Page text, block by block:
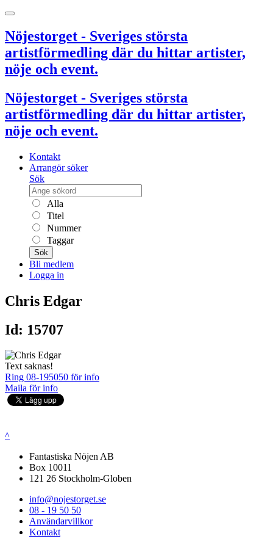
Nöjestorget - Sveriges största
artistförmedling där du hittar artister,
nöje och event.
Nöjestorget - Sveriges största
artistförmedling där du hittar artister,
nöje och event.
Kontakt
Arrangör söker
Sök
Alla
Titel
Nummer
Taggar
Sök
Bli medlem
Logga in
Chris Edgar
Id: 15707
Text saknas!
Ring 08-195050 för info
Maila för info
^
Fantastiska Nöjen AB
Box 10011
121 26 Stockholm-Globen
info@nojestorget.se
08 - 19 50 50
Användarvillkor
Kontakt